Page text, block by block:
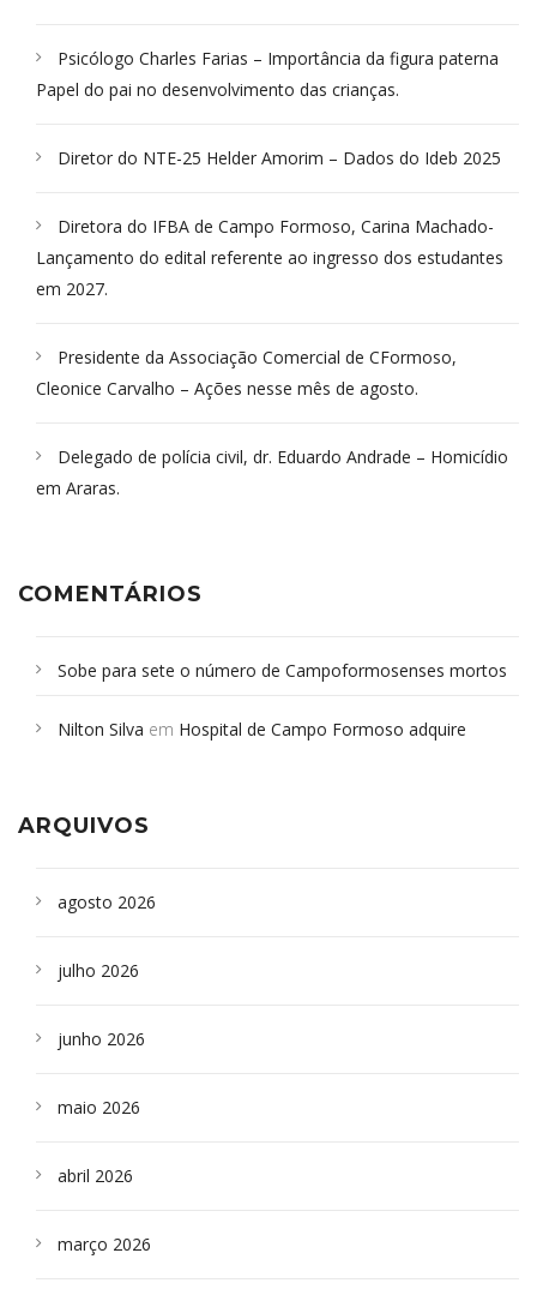
Psicólogo Charles Farias – Importância da figura paterna
Papel do pai no desenvolvimento das crianças.
Diretor do NTE-25 Helder Amorim – Dados do Ideb 2025
Diretora do IFBA de Campo Formoso, Carina Machado-
Lançamento do edital referente ao ingresso dos estudantes
em 2027.
Presidente da Associação Comercial de CFormoso,
Cleonice Carvalho – Ações nesse mês de agosto.
Delegado de polícia civil, dr. Eduardo Andrade – Homicídio
em Araras.
COMENTÁRIOS
Sobe para sete o número de Campoformosenses mortos
Campoformosenses que morreram em desabamentos são
Nilton Silva em Hospital de Campo Formoso adquire
ARQUIVOS
agosto 2026
julho 2026
junho 2026
maio 2026
abril 2026
março 2026